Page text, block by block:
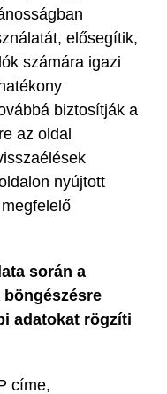
elősegítik,
számára igazi
biztosítják a
az oldal
nyújtott
során a
böngészésre
adatokat rögzíti
címe,